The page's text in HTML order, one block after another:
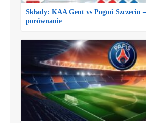
Składy: KAA Gent vs Pogoń Szczecin
porównanie